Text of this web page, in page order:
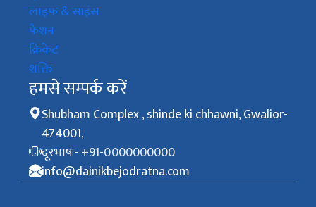
लाइफ & साइंस
फैशन
क्रिकेट
शक्ति
हमसे सम्पर्क करें
Shubham Complex , shinde ki chhawni, Gwalior-
474001,
दूरभाषः- +91-0000000000
info@dainikbejodratna.com